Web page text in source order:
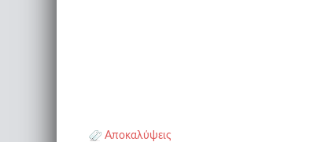
Αποκαλύψεις